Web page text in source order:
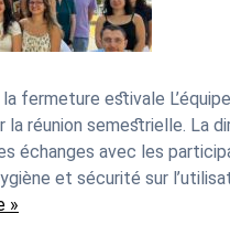
la fermeture estivale
la réunion semestrielle. La
échanges avec les
et sécurité sur
»